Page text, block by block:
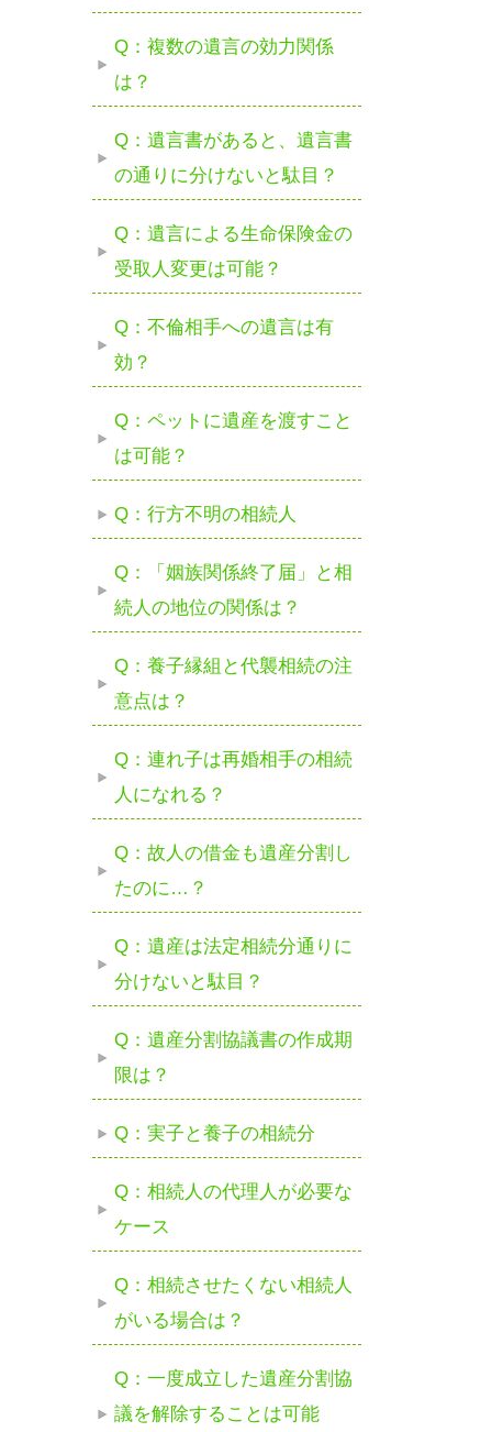
Q：複数の遺言の効力関係
は？
Q：遺言書があると、遺言書
の通りに分けないと駄目？
Q：遺言による生命保険金の
受取人変更は可能？
Q：不倫相手への遺言は有
効？
Q：ペットに遺産を渡すこと
は可能？
Q：行方不明の相続人
Q：「姻族関係終了届」と相
続人の地位の関係は？
Q：養子縁組と代襲相続の注
意点は？
Q：連れ子は再婚相手の相続
人になれる？
Q：故人の借金も遺産分割し
たのに…？
Q：遺産は法定相続分通りに
分けないと駄目？
Q：遺産分割協議書の作成期
限は？
Q：実子と養子の相続分
Q：相続人の代理人が必要な
ケース
Q：相続させたくない相続人
がいる場合は？
Q：一度成立した遺産分割協
議を解除することは可能